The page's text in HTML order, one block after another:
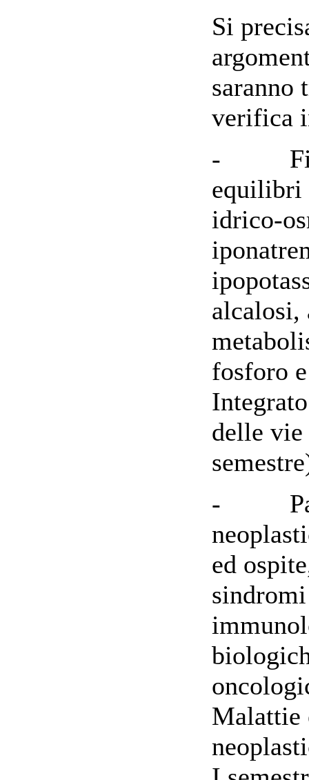
Si
saranno
verifica
-
idrico-
alcalosi,
fosforo
delle
-
ed
Malattie